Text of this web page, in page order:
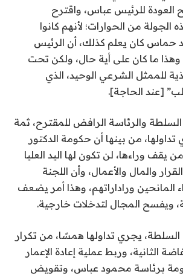
العودة للرئيس عباس، واقترح
من الحوارات؛ لأنهم كانوا
حماس كان يعلم كذلك، أن الرئيس
ما كان على أية حال، ولكن تحت
للممثل الشرعي الوحيد، الذي
[عند الحاجة].
والرئاسة الرافض للمقترح، ثمة
من بينها أن حكومة الدكتور
وراءها، لن تكون لها اليد العليا
والمال والأعمال، وأن اللجنة
وراداراتهم، وهذا أمر يضعف
ويفسح المجال لتدخلات خارجية.
يجري تداولها همسًا، من تكرار
الثانية، وربط عملية إعادة الإعمار
برئاسة محمود عباس، وتقويض